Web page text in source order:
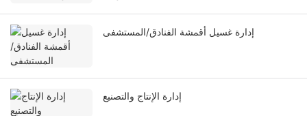
إدارة غسيل أقمشة الفنادق/المستشفى
إدارة الإنتاج والتصنيع